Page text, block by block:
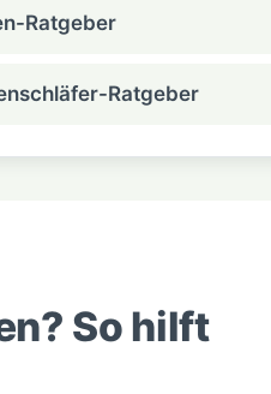
Ratgeber
Ratgeber
So hilft